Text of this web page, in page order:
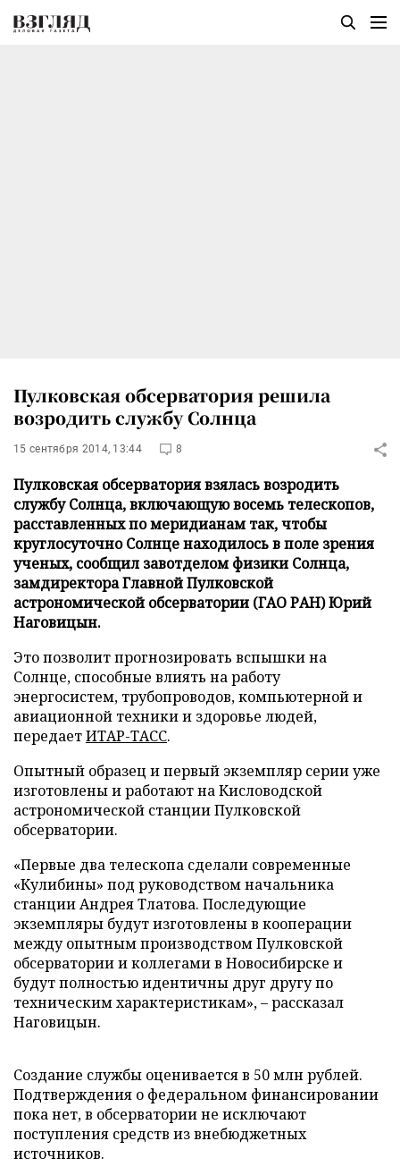
Пулковская обсерватория решила
возродить службу Солнца
15 сентября 2014, 13:44 8
Пулковская обсерватория взялась возродить
службу Солнца, включающую восемь телескопов,
расставленных по меридианам так, чтобы
круглосуточно Солнце находилось в поле зрения
ученых, сообщил завотделом физики Солнца,
замдиректора Главной Пулковской
астрономической обсерватории (ГАО РАН) Юрий
Наговицын.
Это позволит прогнозировать вспышки на
Солнце, способные влиять на работу
энергосистем, трубопроводов, компьютерной и
авиационной техники и здоровье людей,
передаетИТАР-ТАСС.
Опытный образец и первый экземпляр серии уже
изготовлены и работают на Кисловодской
астрономической станции Пулковской
обсерватории.
«Первые два телескопа сделали современные
«Кулибины» под руководством начальника
станции Андрея Тлатова. Последующие
экземпляры будут изготовлены в кооперации
между опытным производством Пулковской
обсерватории и коллегами в Новосибирске и
будут полностью идентичны друг другу по
техническим характеристикам», – рассказал
Наговицын.
Создание службы оценивается в 50 млн рублей.
Подтверждения о федеральном финансировании
пока нет, в обсерватории не исключают
поступления средств из внебюджетных
источников.